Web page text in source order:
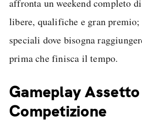
affronta un weekend completo
libere, qualifiche e gran premio;
speciali dove bisogna
prima che finisca il tempo.
Gameplay
Competizione